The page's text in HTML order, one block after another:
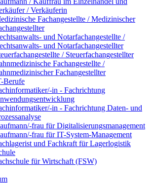
/ Verkäuferin
Fachangestellte / Medizinischer
und Notarfachangestellte /
und Notarfachangestellter
/ Steuerfachangestellter
Fachangestellte /
Fachangestellter
Berufe
in - Fachrichtung
in - Fachrichtung Daten- und
frau für Digitalisierungsmanagement
frau für IT-System-Management
und Fachkraft für Lagerlogistik
für Wirtschaft (FSW)